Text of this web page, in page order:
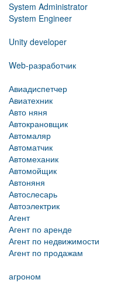
System Administrator
System Engineer
Unity developer
Web-разработчик
Авиадиспетчер
Авиатехник
Авто няня
Автокрановщик
Автомаляр
Автоматчик
Автомеханик
Автомойщик
Автоняня
Автослесарь
Автоэлектрик
Агент
Агент по аренде
Агент по недвижимости
Агент по продажам
агроном